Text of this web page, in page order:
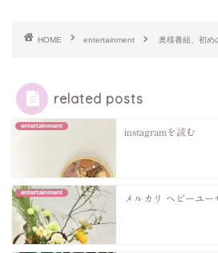
HOME entertainment 奥様番組、初め
related posts
entertainment
instagramを読む
entertainment
メルカリ ヘビーユ